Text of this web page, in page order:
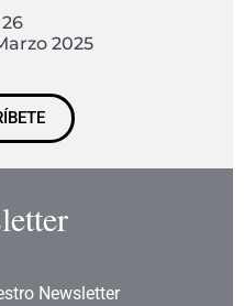
2025
Newsletter